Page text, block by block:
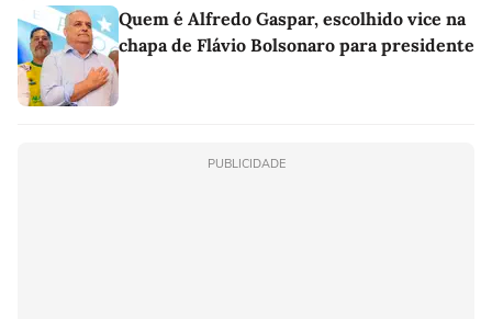
Quem é Alfredo Gaspar, escolhido vice na
chapa de Flávio Bolsonaro para presidente
PUBLICIDADE